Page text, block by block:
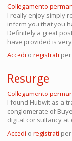
Collegamento
I really enjoy simply
inform you that you
Definitely a great
have provided is
Accedi o registrati
Resurge
Collegamento
I found Hubwit as a
conglomerate of
digital consultancy at
Accedi o registrati